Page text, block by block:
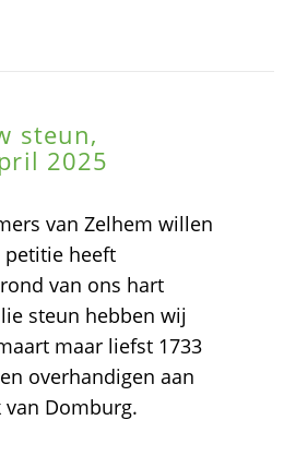
steun,
2025
van Zelhem willen
petitie heeft
van ons hart
steun hebben wij
maar liefst 1733
overhandigen aan
Domburg.